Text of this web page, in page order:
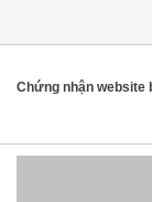
Chứng nhận website